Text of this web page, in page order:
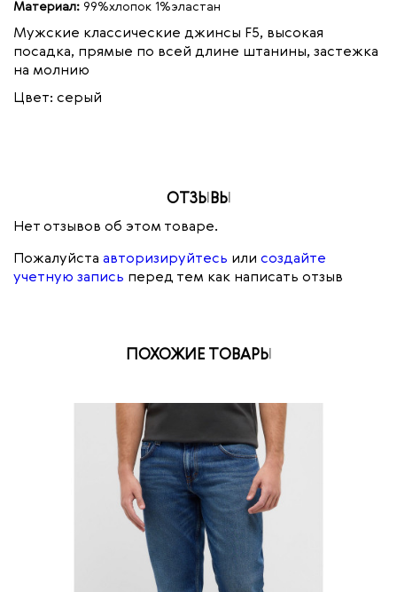
Материал: 99%хлопок 1%эластан
Мужские классические джинсы F5, высокая
посадка, прямые по всей длине штанины, застежка
на молнию
Цвет: серый
ОТЗЫВЫ
Нет отзывов об этом товаре.
Пожалуйста авторизируйтесь или создайте
учетную запись перед тем как написать отзыв
ПОХОЖИЕ ТОВАРЫ